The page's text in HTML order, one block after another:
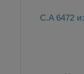
C.A 6472